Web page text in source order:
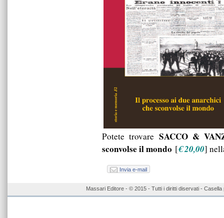
Potete trovare SACCO &
sconvolse il mondo [€ 20,00]
Invia e-mail
Massari Editore - © 2015 - Tutti i diritti diservati -